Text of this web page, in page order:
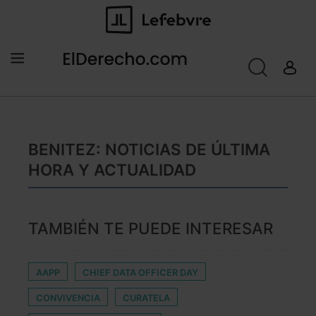
BENITEZ: NOTICIAS DE ÚLTIMA
HORA Y ACTUALIDAD
TAMBIÉN TE PUEDE INTERESAR
AAPP CHIEF DATA OFFICER DAY
CONVIVENCIA CURATELA